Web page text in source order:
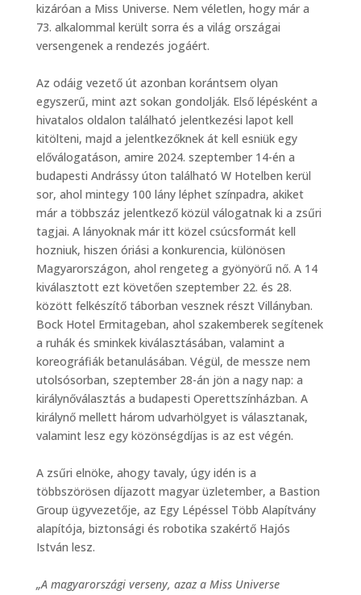
kizáróan a Miss Universe. Nem véletlen, hogy már a
73. alkalommal került sorra és a világ országai
versengenek a rendezés jogáért.
Az odáig vezető út azonban korántsem olyan
egyszerű, mint azt sokan gondolják. Első lépésként a
hivatalos oldalon található jelentkezési lapot kell
kitölteni, majd a jelentkezőknek át kell esniük egy
előválogatáson, amire 2024. szeptember 14-én a
budapesti Andrássy úton található W Hotelben kerül
sor, ahol mintegy 100 lány léphet színpadra, akiket
már a többszáz jelentkező közül válogatnak ki a zsűri
tagjai. A lányoknak már itt közel csúcsformát kell
hozniuk, hiszen óriási a konkurencia, különösen
Magyarországon, ahol rengeteg a gyönyörű nő. A 14
kiválasztott ezt követően szeptember 22. és 28.
között felkészítő táborban vesznek részt Villányban.
Bock Hotel Ermitageban, ahol szakemberek segítenek
a ruhák és sminkek kiválasztásában, valamint a
koreográfiák betanulásában. Végül, de messze nem
utolsósorban, szeptember 28-án jön a nagy nap: a
királynőválasztás a budapesti Operettszínházban. A
királynő mellett három udvarhölgyet is választanak,
valamint lesz egy közönségdíjas is az est végén.
A zsűri elnöke, ahogy tavaly, úgy idén is a
többszörösen díjazott magyar üzletember, a Bastion
Group ügyvezetője, az Egy Lépéssel Több Alapítvány
alapítója, biztonsági és robotika szakértő Hajós
István lesz.
„A magyarországi verseny, azaz a Miss Universe